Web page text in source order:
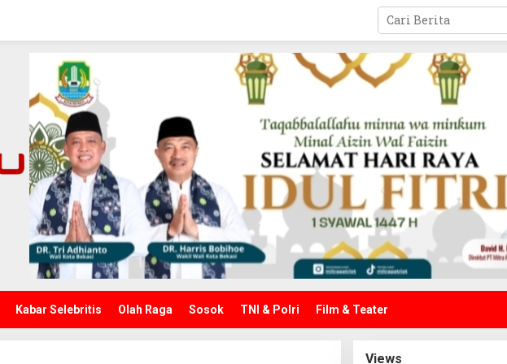
Kabar Selebritis Olah Raga Sosok TNI & Polri Film & Teater
Views